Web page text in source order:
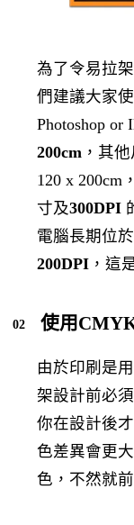
為了令易拉
們建議大家
Photoshop
200cm，其他
120 x 200cm
寸及300DPI
電腦長期位
200DPI，這
使用
由於印刷是
架設計前必
你在設計後
色差異會更
色，不然就